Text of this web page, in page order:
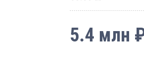
5.4 млн